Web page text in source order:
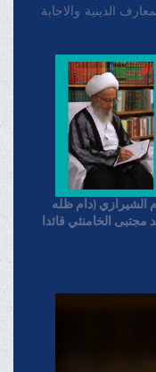
الدينية والاجابة
الشیرازي (دام ظله
مجتبی الخامنئي قائدا